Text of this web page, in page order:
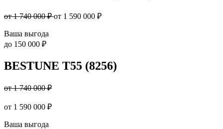
от 1 740 000 ₽от 1 590 000 ₽
Ваша выгода
до 150 000 ₽
BESTUNE T55 (8256)
от 1 740 000 ₽
от 1 590 000 ₽
Ваша выгода